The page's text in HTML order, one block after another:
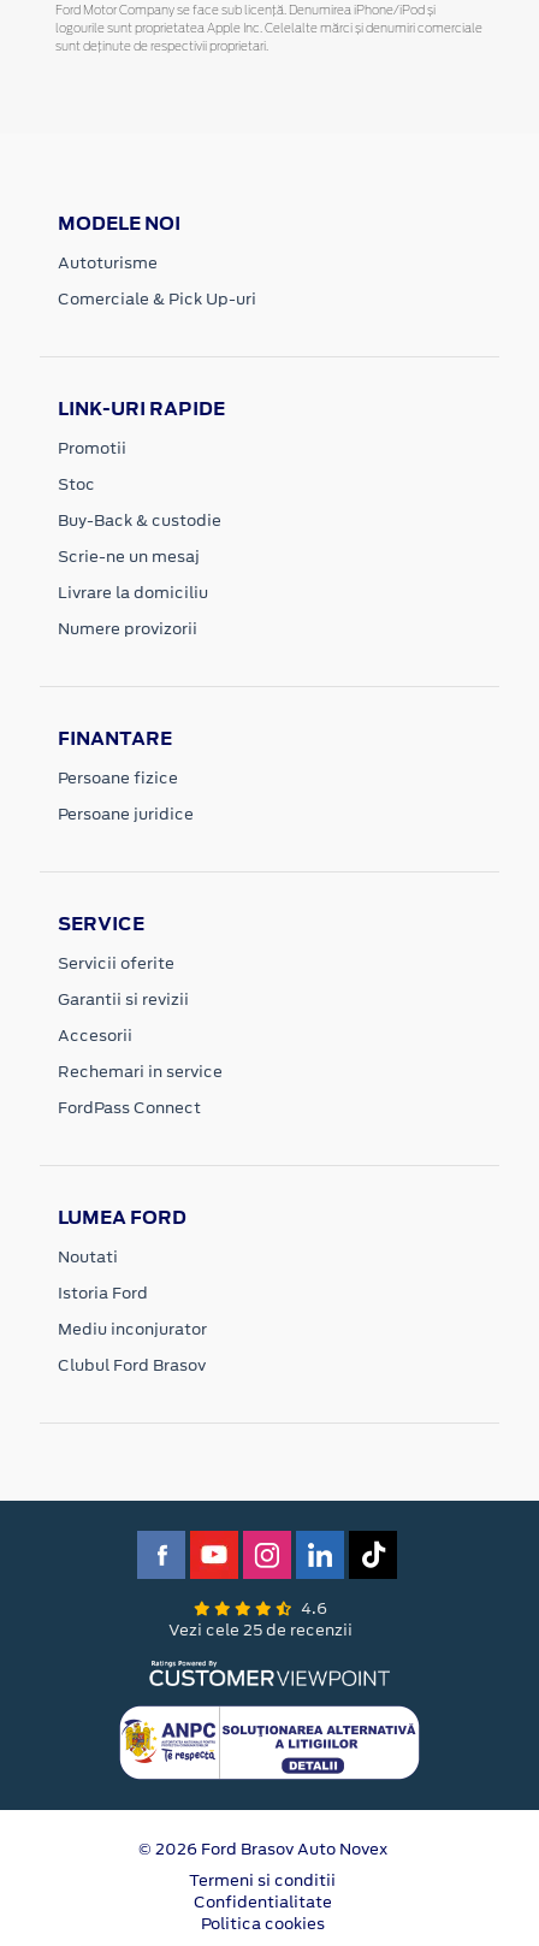
Ford Motor Company se face sub licență. Denumirea iPhone/iPod și
logourile sunt proprietatea Apple Inc. Celelalte mărci și denumiri comerciale
sunt deținute de respectivii proprietari.
MODELE NOI
Autoturisme
Comerciale & Pick Up-uri
LINK-URI RAPIDE
Promotii
Stoc
Buy-Back & custodie
Scrie-ne un mesaj
Livrare la domiciliu
Numere provizorii
FINANTARE
Persoane fizice
Persoane juridice
SERVICE
Servicii oferite
Garantii si revizii
Accesorii
Rechemari in service
FordPass Connect
LUMEA FORD
Noutati
Istoria Ford
Mediu inconjurator
Clubul Ford Brasov
4.6
Vezi cele 25 de recenzii
© 2026 Ford Brasov Auto Novex
Termeni si conditii
Confidentialitate
Politica cookies